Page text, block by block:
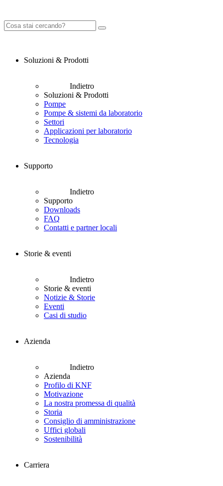
Soluzioni & Prodotti
Indietro
Soluzioni & Prodotti
Pompe
Pompe & sistemi da laboratorio
Settori
Applicazioni per laboratorio
Tecnologia
Supporto
Indietro
Supporto
Downloads
FAQ
Contatti e partner locali
Storie & eventi
Indietro
Storie & eventi
Notizie & Storie
Eventi
Casi di studio
Azienda
Indietro
Azienda
Profilo di KNF
Motivazione
La nostra promessa di qualità
Storia
Consiglio di amministrazione
Uffici globali
Sostenibilità
Carriera